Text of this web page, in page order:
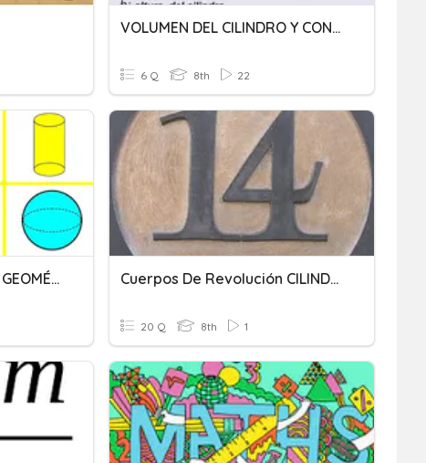
VOLUMEN DEL CILINDRO Y CONO - 8o
6 Q 8th 22
VOLUMEN DE CUERPOS GEOMÉTRICOS Cuerpos De Revolución CILINDRO Tema 14
20 Q 8th 1